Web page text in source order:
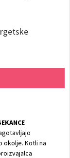
okolje. Kotli na